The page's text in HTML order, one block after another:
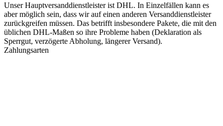
Unser Hauptversanddienstleister ist DHL. In Einzelfällen kann es
aber möglich sein, dass wir auf einen anderen Versanddienstleister
zurückgreifen müssen. Das betrifft insbesondere Pakete, die mit den
üblichen DHL-Maßen so ihre Probleme haben (Deklaration als
Sperrgut, verzögerte Abholung, längerer Versand).
Zahlungsarten